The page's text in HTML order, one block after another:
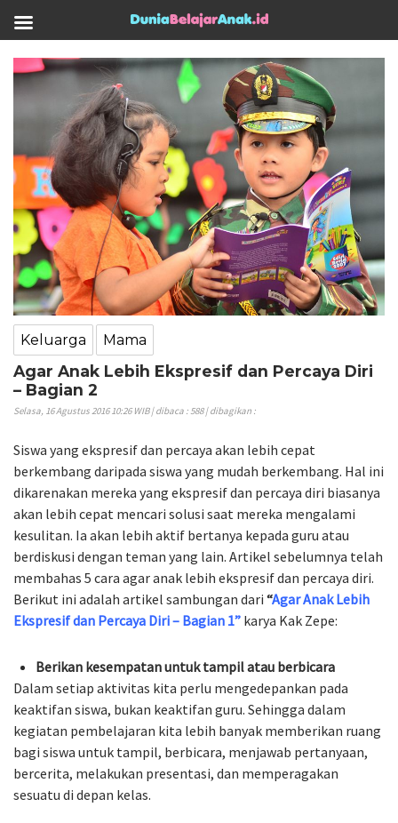
Keluarga Mama
Agar Anak Lebih Ekspresif dan Percaya Diri
– Bagian 2
Selasa, 16 Agustus 2016 10:26 WIB | dibaca : 588 | dibagikan :
Siswa yang ekspresif dan percaya akan lebih cepat
berkembang daripada siswa yang mudah berkembang. Hal ini
dikarenakan mereka yang ekspresif dan percaya diri biasanya
akan lebih cepat mencari solusi saat mereka mengalami
kesulitan. Ia akan lebih aktif bertanya kepada guru atau
berdiskusi dengan teman yang lain. Artikel sebelumnya telah
membahas 5 cara agar anak lebih ekspresif dan percaya diri.
Berikut ini adalah artikel sambungan dari “Agar Anak Lebih
Ekspresif dan Percaya Diri – Bagian 1” karya Kak Zepe:
Berikan kesempatan untuk tampil atau berbicara
Dalam setiap aktivitas kita perlu mengedepankan pada
keaktifan siswa, bukan keaktifan guru. Sehingga dalam
kegiatan pembelajaran kita lebih banyak memberikan ruang
bagi siswa untuk tampil, berbicara, menjawab pertanyaan,
bercerita, melakukan presentasi, dan memperagakan
sesuatu di depan kelas.